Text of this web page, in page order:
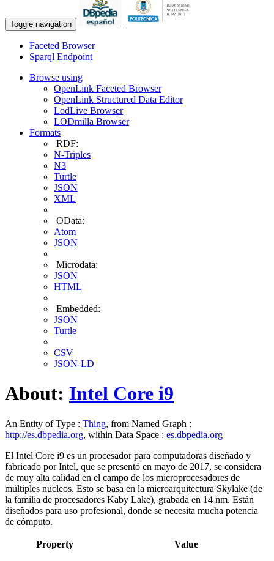
Toggle navigation
Faceted Browser
Sparql Endpoint
Browse using
OpenLink Faceted Browser
OpenLink Structured Data Editor
LodLive Browser
LODmilla Browser
Formats
RDF:
N-Triples
N3
Turtle
JSON
XML
OData:
Atom
JSON
Microdata:
JSON
HTML
Embedded:
JSON
Turtle
CSV
JSON-LD
About: Intel Core i9
An Entity of Type : Thing, from Named Graph :
http://es.dbpedia.org, within Data Space : es.dbpedia.org
El Intel Core i9 es un procesador para computadoras diseñado y
fabricado por Intel​, que se presentó en mayo de 2017, se considera
de muy alta calidad en el campo de los microprocesadores de
múltiples núcleos. Esto se basa en la microarquitectura Skylake (de
la familia de procesadores Kaby Lake), grabada en 14 nm. Están
diseñados para uso profesional, donde se necesita mucha potencia
de cómputo.
Property Value